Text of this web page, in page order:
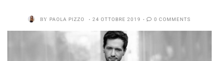
BY PAOLA PIZZO 24 OTTOBRE 2019 0 COMMENTS